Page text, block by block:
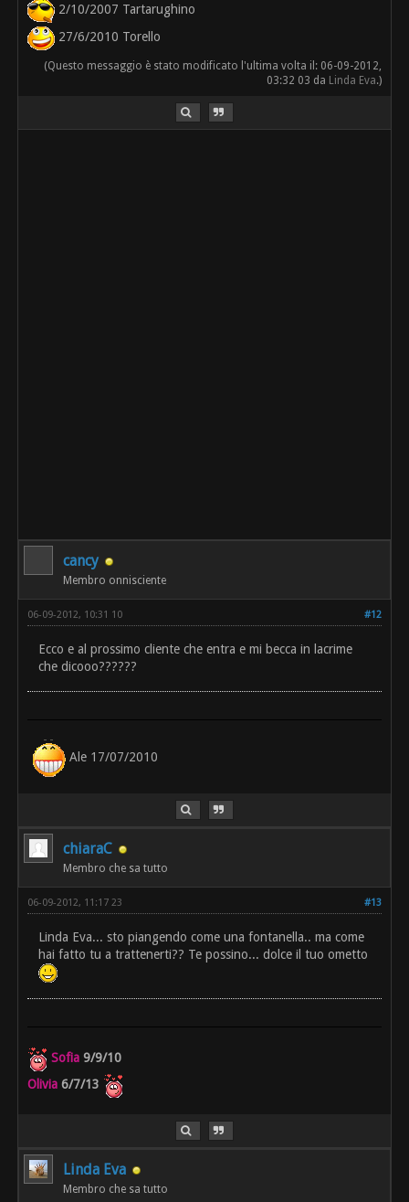
2/10/2007 Tartarughino
27/6/2010 Torello
(Questo messaggio è stato modificato l'ultima volta il: 06-09-2012,
03:32 03 da Linda Eva.)
cancy
Membro onnisciente
#12
06-09-2012, 10:31 10
Ecco e al prossimo cliente che entra e mi becca in lacrime
che dicooo??????
Ale 17/07/2010
chiaraC
Membro che sa tutto
#13
06-09-2012, 11:17 23
Linda Eva... sto piangendo come una fontanella.. ma come
hai fatto tu a trattenerti?? Te possino... dolce il tuo ometto
Sofia 9/9/10
Olivia 6/7/13
Linda Eva
Membro che sa tutto